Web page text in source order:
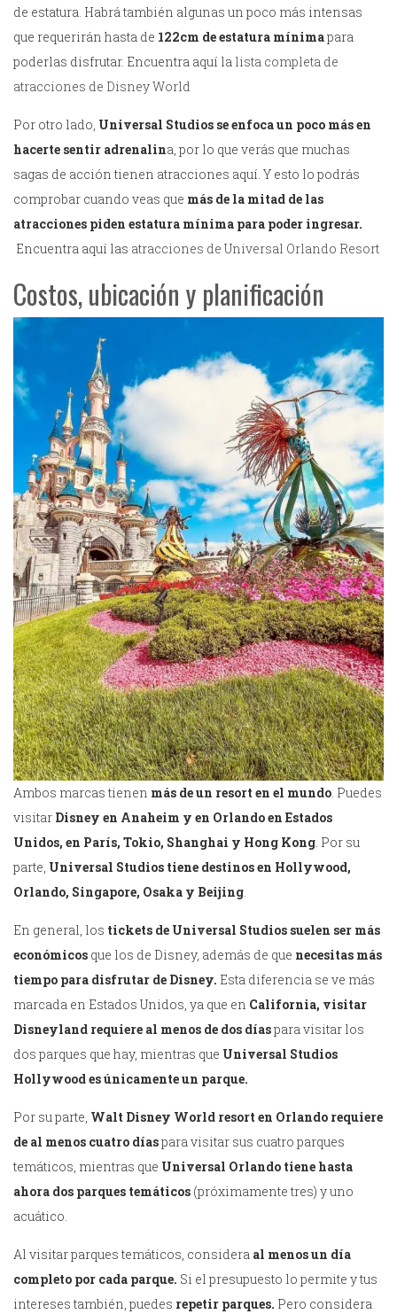
de estatura. Habrá también algunas un poco más intensas
que requerirán hasta de 122cm de estatura mínimapara
poderlas disfrutar. Encuentra aquí la lista completa de
atracciones de Disney World
Por otro lado, Universal Studios se enfoca un poco más en
hacerte sentir adrenalina, por lo que verás que muchas
sagas de acción tienen atracciones aquí. Y esto lo podrás
comprobar cuando veas que más de la mitad de las
atracciones piden estatura mínima para poder ingresar.
Encuentra aquí las atracciones de Universal Orlando Resort
Costos, ubicación y planificación
Ambos marcas tienen más de un resort en el mundo. Puedes
visitar Disney en Anaheim y en Orlando en Estados
Unidos, en París, Tokio, Shanghai y Hong Kong. Por su
parte, Universal Studios tiene destinos en Hollywood,
Orlando, Singapore, Osaka y Beijing.
En general, los tickets de Universal Studios suelen ser más
económicos que los de Disney, además de que necesitas más
tiempo para disfrutar de Disney. Esta diferencia se ve más
marcada en Estados Unidos, ya que en California, visitar
Disneyland requiere al menos de dos díaspara visitar los
dos parques que hay, mientras que Universal Studios
Hollywood es únicamente un parque.
Por su parte, Walt Disney World resort en Orlando requiere
de al menos cuatro díaspara visitar sus cuatro parques
temáticos, mientras que Universal Orlando tiene hasta
ahora dos parques temáticos (próximamente tres) y uno
acuático.
Al visitar parques temáticos, considera al menos un día
completo por cada parque. Si el presupuesto lo permite y tus
intereses también, puedes repetir parques. Pero considera